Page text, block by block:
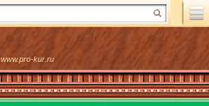
www.pro-kur.ru